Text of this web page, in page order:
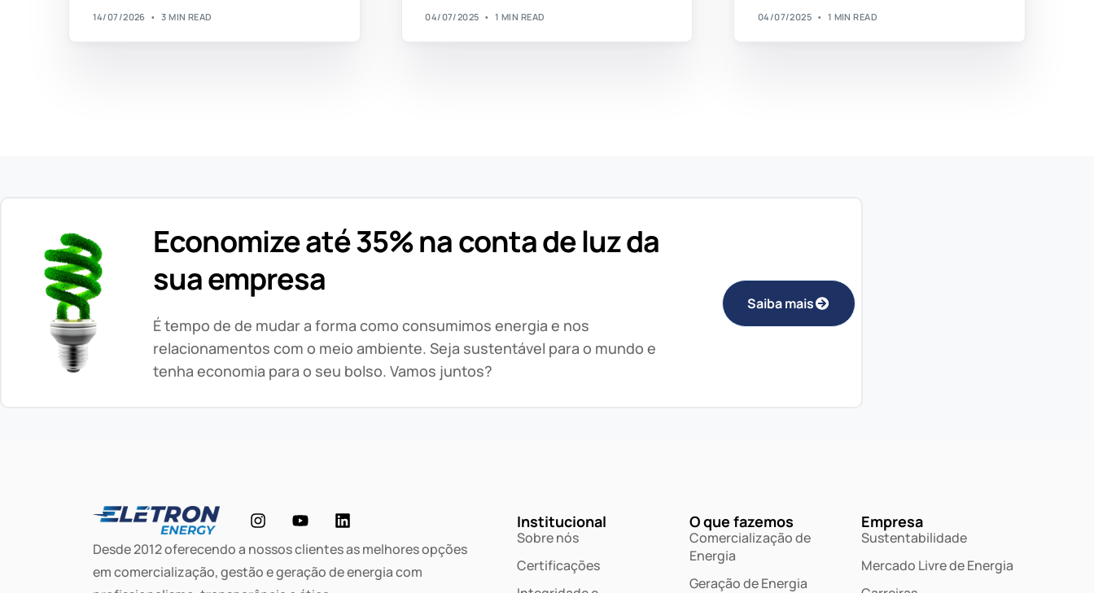
14/07/2026 3 MIN READ 04/07/2025 1 MIN READ 04/07/2025 1 MIN READ
Economize até 35% na conta de luz da
sua empresa
É tempo de de mudar a forma como consumimos energia e nos
relacionamentos com o meio ambiente. Seja sustentável para o mundo e
tenha economia para o seu bolso. Vamos juntos?
Saiba mais
Desde 2012 oferecendo a nossos clientes as melhores opções
em comercialização, gestão e geração de energia com
Institucional
Sobre nós
Certificações
O que fazemos
Comercialização de
Energia
Geração de Energia
Empresa
Sustentabilidade
Mercado Livre de Energia